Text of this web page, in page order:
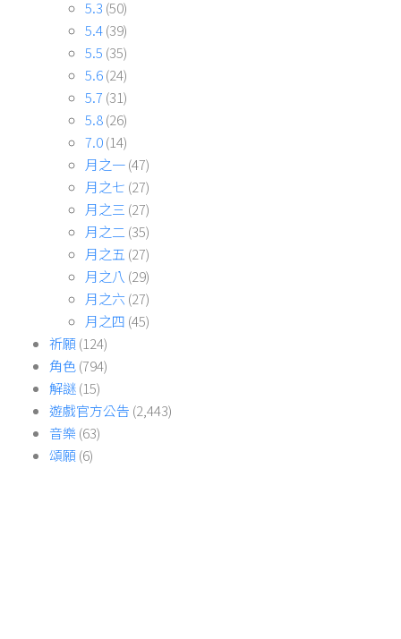
5.3 (50)
5.4(39)
5.5 (35)
5.6(24)
5.7 (31)
5.8(26)
7.0(14)
月之一(47)
月之七 (27)
月之三 (27)
月之二 (35)
月之五 (27)
月之八 (29)
月之六 (27)
月之四 (45)
祈願(124)
角色(794)
解謎(15)
遊戲官方公告 (2,443)
音樂 (63)
頌願(6)